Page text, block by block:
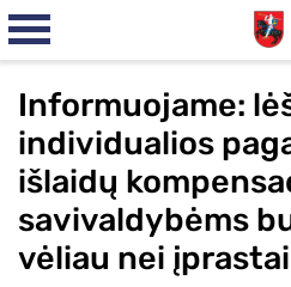
Informuojame:
individualios
išlaidų
savivaldybėms
vėliau nei įprastai